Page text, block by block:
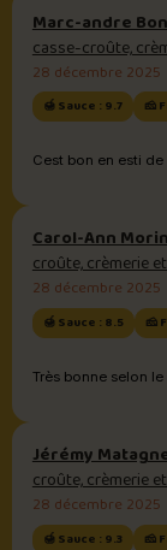
Marc-andre
casse-croûte,
28 décembre 2025
🍯 Sauce : 9.7 🧀
Cest bon en esti
Carol-Ann
croûte, crèmerie
28 décembre 2025
🍯 Sauce : 8.5 🧀
Très bonne selon
Jérémy
croûte, crèmerie
28 décembre 2025
🍯 Sauce : 9.3 🧀